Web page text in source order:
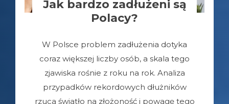
Jak bardzo zadłużeni są
Polacy?
W Polsce problem zadłużenia dotyka
coraz większej liczby osób, a skala tego
zjawiska rośnie z roku na rok. Analiza
przypadków rekordowych dłużników
rzuca światło na złożoność i powagę tego